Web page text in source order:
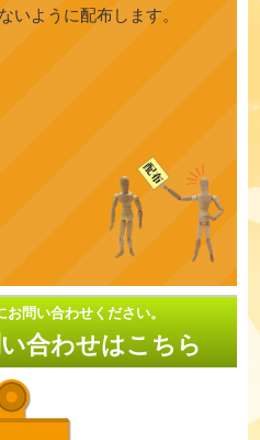
いように配布します。
問い合わせください。
合わせはこちら